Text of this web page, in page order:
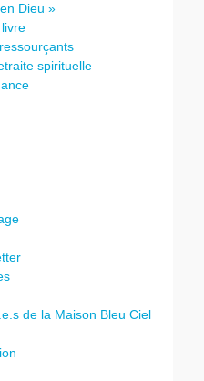
Dieu »
spirituelle
de la Maison Bleu Ciel